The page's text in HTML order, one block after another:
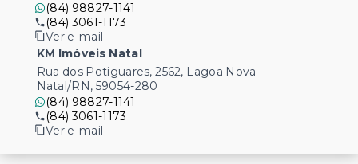
(84) 98827-1141
(84) 3061-1173
Ver e-mail
KM Imóveis Natal
Rua dos Potiguares, 2562, Lagoa Nova -
Natal/RN, 59054-280
(84) 98827-1141
(84) 3061-1173
Ver e-mail